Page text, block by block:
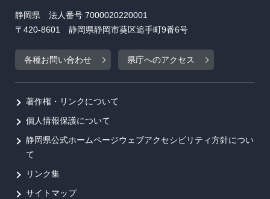
静岡県 法人番号 7000020220001
〒420-8601 静岡県静岡市葵区追手町9番6号
各種お問い合わせ 県庁へのアクセス
著作権・リンクについて
個人情報保護について
静岡県公式ホームページウェブアクセシビリティ方針につい
て
リンク集
サイトマップ